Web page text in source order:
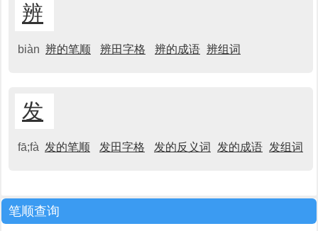
辨
biàn 辨的笔顺 辨田字格 辨的成语 辨组词
发
fā;fà 发的笔顺 发田字格 发的反义词 发的成语 发组词
笔顺查询